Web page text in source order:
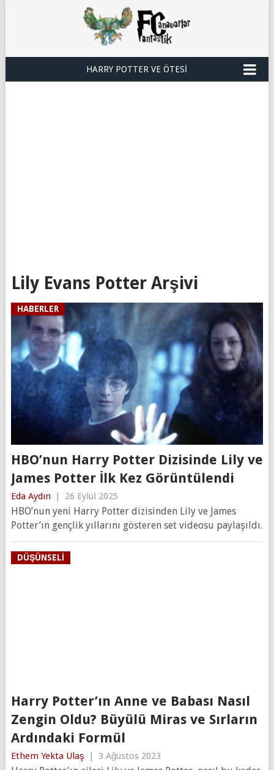
HARRY POTTER VE ÖTESI
Lily Evans Potter Arşivi
HABERLER
HBO’nun Harry Potter Dizisinde Lily ve
James Potter İlk Kez Görüntülendi
Eda Aydın 26 Eylül 2025
HBO’nun yeni Harry Potter dizisinden Lily ve James
Potter’ın gençlik yıllarını gösteren set videosu paylaşıldı.
DÜŞÜNSELI
Harry Potter’ın Anne ve Babası Nasıl
Zengin Oldu? Büyülü Miras ve Sırların
Ardındaki Formül
Ethem Yekta Ulaş 3 Ağustos 2023